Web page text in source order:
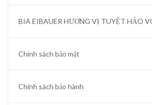
BIA EIBAUER HƯƠNG VỊ TUYỆT HẢO
Chính sách bảo mật
Chính sách bảo hành